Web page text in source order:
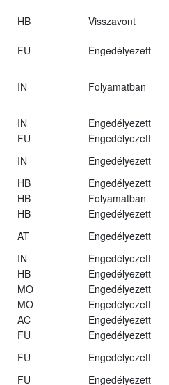
HB Visszavont
FU
Engedélyezett
IN Folyamatban
IN
Engedélyezett
FU
Engedélyezett
IN
Engedélyezett
HB
Engedélyezett
HB
Folyamatban
HB
Engedélyezett
AT
Engedélyezett
IN
Engedélyezett
HB
Engedélyezett
MO
Engedélyezett
MO
Engedélyezett
AC
Engedélyezett
FU
Engedélyezett
FU
Engedélyezett
FU Engedélyezett